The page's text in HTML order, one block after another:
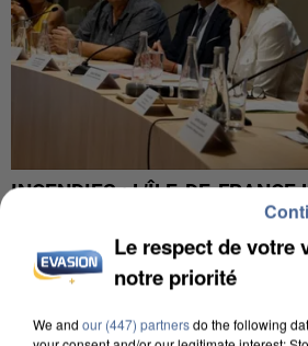
INCENDIES : L’ÎLE-DE-FRANCE
DE SOLIDARITÉ AVEC LES...
Le respect de votre
notre priorité
We and our (447) partnersdo the following